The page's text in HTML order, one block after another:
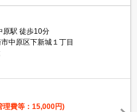
原駅 徒歩10分
中原区下新城１丁目
理費等：15,000円)